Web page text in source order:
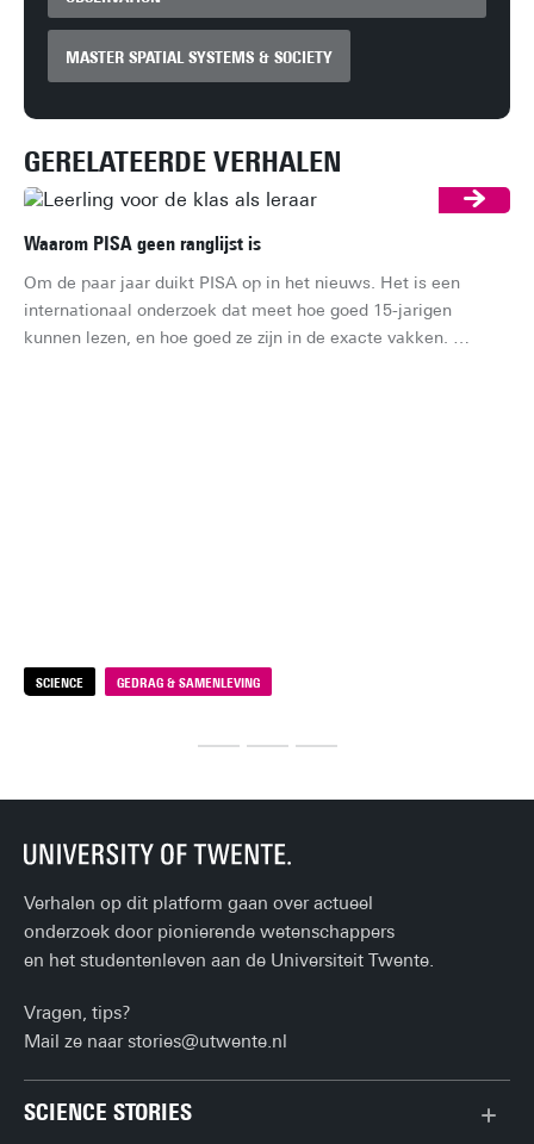
MASTER SPATIAL SYSTEMS & SOCIETY
GERELATEERDE VERHALEN
SCIENCE GEDRAG & SAMENLEVING
Waarom PISA geen ranglijst is
Om de paar jaar duikt PISA op in het nieuws. Het is een
internationaal onderzoek dat meet hoe goed 15-jarigen
kunnen lezen, en hoe goed ze zijn in de exacte vakken.
Verhalen op dit platform gaan over actueel
onderzoek door pionierende wetenschappers
en het studentenleven aan de Universiteit Twente.
Vragen, tips?
Mail ze naarstories@utwente.nl
SCIENCE STORIES